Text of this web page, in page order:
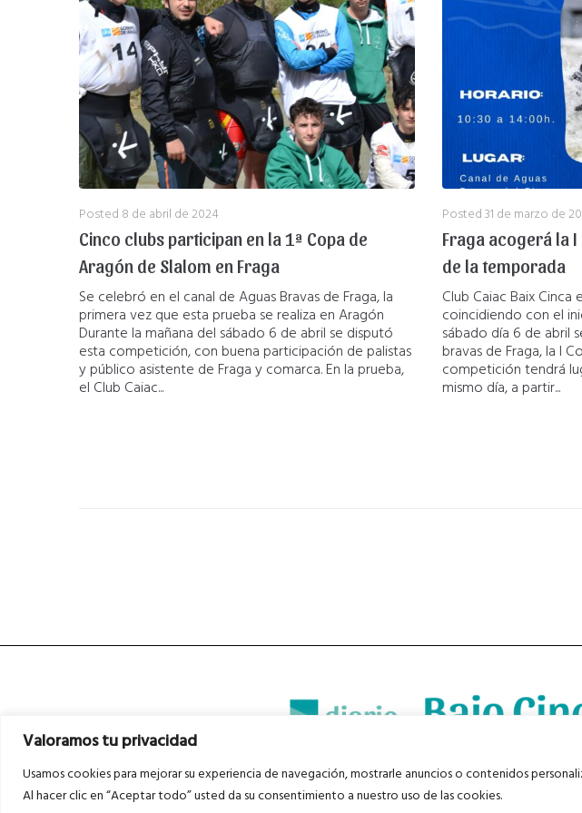
Valoramos tu privacidad
Usamos cookies para mejorar su experiencia de navegación, mostrarle anuncios o contenidos
Al hacer clic en “Aceptar todo” usted da su consentimiento a nuestro uso de las cookies.
Posted 8 de abril de 2024
Cinco clubs participan en la 1ª Copa de
Aragón de Slalom en Fraga
Se celebró en el canal de Aguas Bravas de Fraga, la
primera vez que esta prueba se realiza en Aragón
Durante la mañana del sábado 6 de abril se disputó
esta competición, con buena participación de palistas
y público asistente de Fraga y comarca. En la prueba,
el Club Caiac...
Posted31 de marzo de
Fraga acogerá la
de la temporada
Club Caiac Baix
coincidiendo con el
sábado día 6 de abril
bravas de Fraga, la I
competición tendrá
mismo día, a partir...